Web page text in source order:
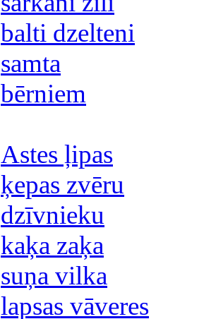
balti dzelteni
samta
bērniem
Astes ļipas
ķepas zvēru
dzīvnieku
kaķa zaķa
suņa vilka
lapsas vāveres